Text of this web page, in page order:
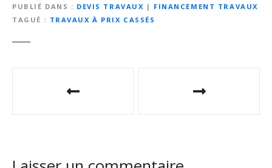
PUBLIÉ DANS DEVIS TRAVAUX | FINANCEMENT TRAVAUX
TAGUÉ
TRAVAUX À PRIX CASSÉS